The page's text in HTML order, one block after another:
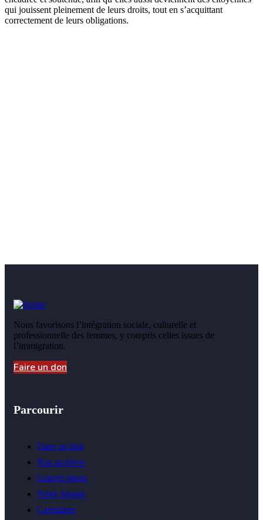
qui jouissent pleinement de leurs droits, tout en s’acquittant
correctement de leurs obligations.
Nous favorisons l’intégration sociale, culturelle et
professionnelle des femmes, y compris celles issues de
l’immigration.
Faire un don
Parcourir
Faire un don
Nos archives
Galerie photo
Notre blogue
Calendrier